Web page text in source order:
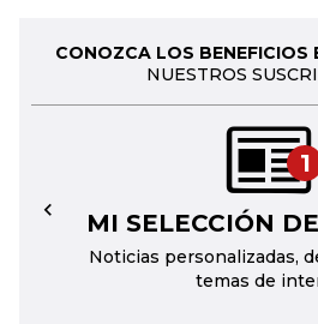
CONOZCA LOS BENEFICIOS
NUESTROS
1
MI SELECCIÓN
Noticias personalizadas,
temas de
←